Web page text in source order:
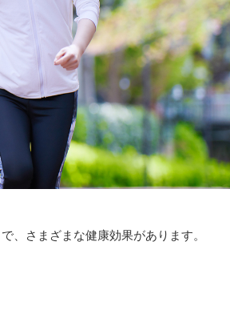
、さまざまな健康効果があります。